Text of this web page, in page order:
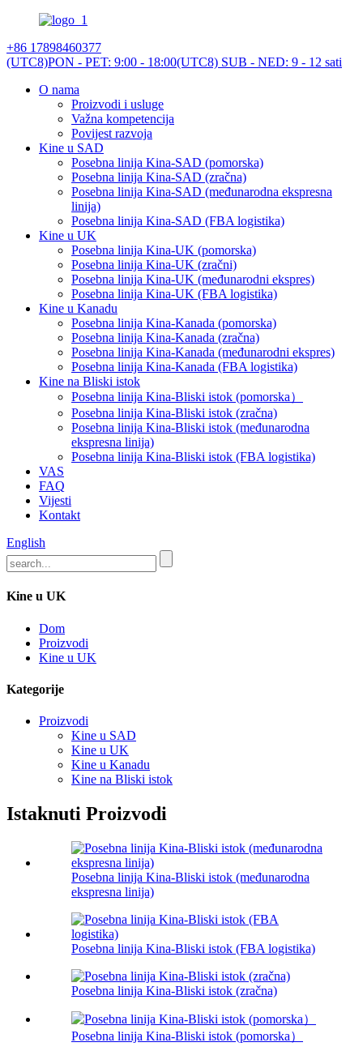
+86 17898460377
(UTC8)PON - PET: 9:00 - 18:00(UTC8) SUB - NED: 9 - 12 sati
O nama
Proizvodi i usluge
Važna kompetencija
Povijest razvoja
Kine u SAD
Posebna linija Kina-SAD (pomorska)
Posebna linija Kina-SAD (zračna)
Posebna linija Kina-SAD (međunarodna ekspresna
linija)
Posebna linija Kina-SAD (FBA logistika)
Kine u UK
Posebna linija Kina-UK (pomorska)
Posebna linija Kina-UK (zračni)
Posebna linija Kina-UK (međunarodni ekspres)
Posebna linija Kina-UK (FBA logistika)
Kine u Kanadu
Posebna linija Kina-Kanada (pomorska)
Posebna linija Kina-Kanada (zračna)
Posebna linija Kina-Kanada (međunarodni ekspres)
Posebna linija Kina-Kanada (FBA logistika)
Kine na Bliski istok
Posebna linija Kina-Bliski istok (pomorska）
Posebna linija Kina-Bliski istok (zračna)
Posebna linija Kina-Bliski istok (međunarodna
ekspresna linija)
Posebna linija Kina-Bliski istok (FBA logistika)
VAS
FAQ
Vijesti
Kontakt
English
Kine u UK
Dom
Proizvodi
Kine u UK
Kategorije
Proizvodi
Kine u SAD
Kine u UK
Kine u Kanadu
Kine na Bliski istok
Istaknuti Proizvodi
Posebna linija Kina-Bliski istok (međunarodna
ekspresna linija)
Posebna linija Kina-Bliski istok (FBA logistika)
Posebna linija Kina-Bliski istok (zračna)
Posebna linija Kina-Bliski istok (pomorska）